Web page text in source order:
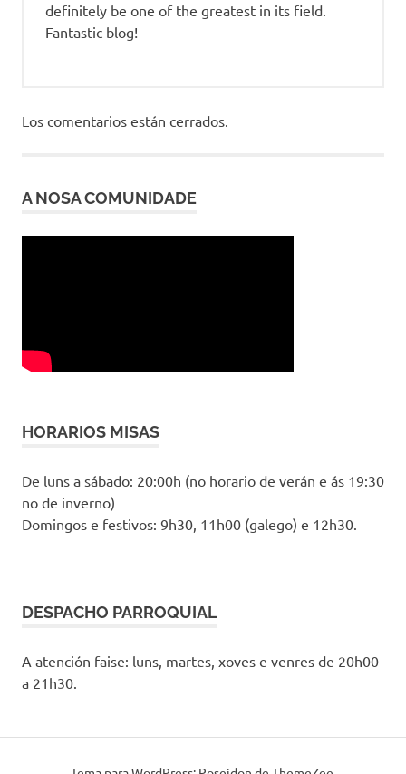
definitely be one of the greatest in its field.
Fantastic blog!
Los comentarios están cerrados.
A NOSA COMUNIDADE
HORARIOS MISAS
De luns a sábado: 20:00h (no horario de verán e ás 19:30
no de inverno)
Domingos e festivos: 9h30, 11h00 (galego) e 12h30.
DESPACHO PARROQUIAL
A atención faise: luns, martes, xoves e venres de 20h00
a 21h30.